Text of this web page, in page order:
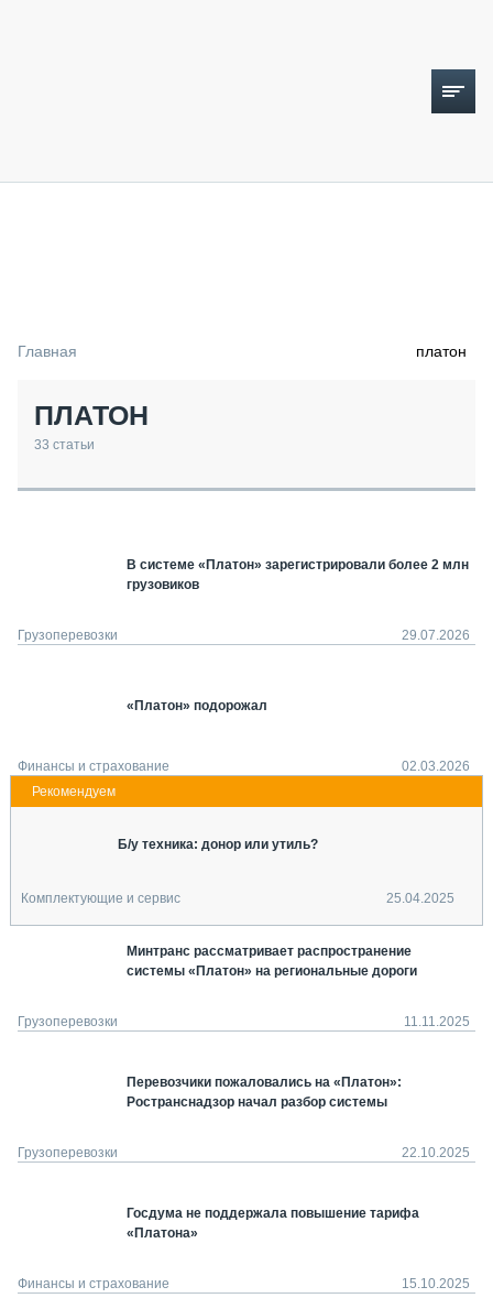
ТЕХНИКА КРУПНЫМ ПЛАНОМ
МЕРОПРИЯТИЯ
О ПРОЕКТЕ
Главная платон
ПЛАТОН
33 статьи
В системе «Платон» зарегистрировали более 2 млн
грузовиков
Грузоперевозки 29.07.2026
«Платон» подорожал
Финансы и страхование 02.03.2026
Б/у техника: донор или утиль?
Комплектующие и сервис 25.04.2025
Минтранс рассматривает распространение
системы «Платон» на региональные дороги
Грузоперевозки 11.11.2025
Перевозчики пожаловались на «Платон»:
Ространснадзор начал разбор системы
Грузоперевозки 22.10.2025
Госдума не поддержала повышение тарифа
«Платона»
Финансы и страхование 15.10.2025